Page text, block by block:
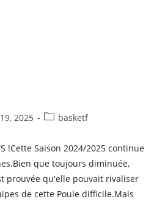
2025 basketf
!Cette Saison 2024/2025 continue
que toujours diminuée,
prouvée qu'elle pouvait rivaliser
de cette Poule difficile.Mais